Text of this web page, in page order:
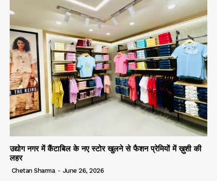
उद्योग नगर में कैंटाबिल के नए स्टोर खुलने से फैशन प्रेमियों में ख़ुशी की
लहर
Chetan Sharma - June 26, 2026